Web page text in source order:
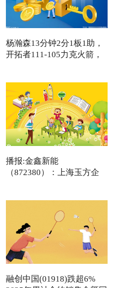
杨瀚森13分钟2分1板1助，
开拓者111-105力克火箭，
播报:金鑫新能
（872380）：上海玉方企
融创中国(01918)跌超6%